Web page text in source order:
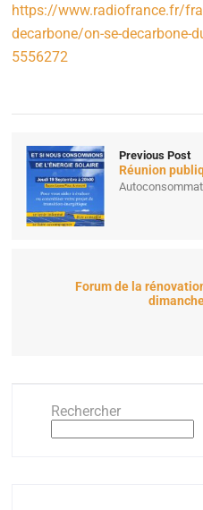
https://www.radiofrance.fr/
decarbone/on-se-decarbone-
5556272
Previous Post
Réunion
Forum de la
Rechercher